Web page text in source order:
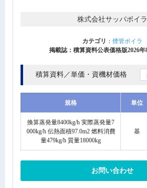
株式会社サッパボイラ
カテゴリ ： 煙管ボイラ
掲載誌：積算資料公表価格版2026年
積算資料／単価・資機材価格
規格 単位
換算蒸発量8400kg/h 実際蒸発量7
000kg/h 伝熱面積97.0m2 燃料消費
量479kg/h 質量18000kg
基
お問い合わせ